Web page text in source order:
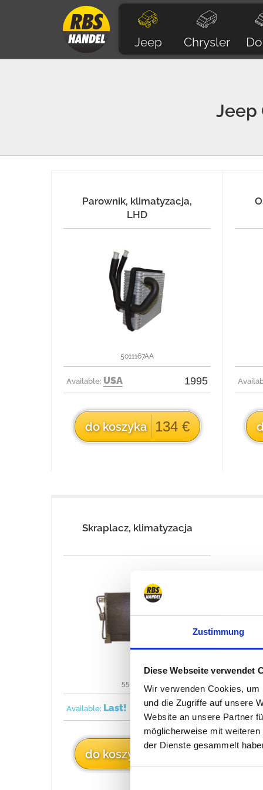
Zustimmung
Diese Webseite verwendet
Wir verwenden Cookies,
und die Zugriffe auf unsere
Website an unsere Partner
möglicherweise mit
der Dienste gesammelt
Jeep Chrysler
Jeep
Parownik, klimatyzacja,
LHD
5011167AA
Available: USA 1995
do koszyka 134 €
Skraplacz, klimatyzacja
55036473
Available: Last! 1993/1995
do koszyka 238 €